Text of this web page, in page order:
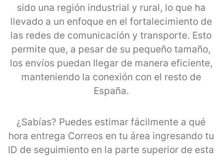
sido una región industrial y rural, lo que ha
llevado a un enfoque en el fortalecimiento de
las redes de comunicación y transporte. Esto
permite que, a pesar de su pequeño tamaño,
los envíos puedan llegar de manera eficiente,
manteniendo la conexión con el resto de
España.
¿Sabías? Puedes estimar fácilmente a qué
hora entrega Correos en tu área ingresando tu
ID de seguimiento en la parte superior de esta